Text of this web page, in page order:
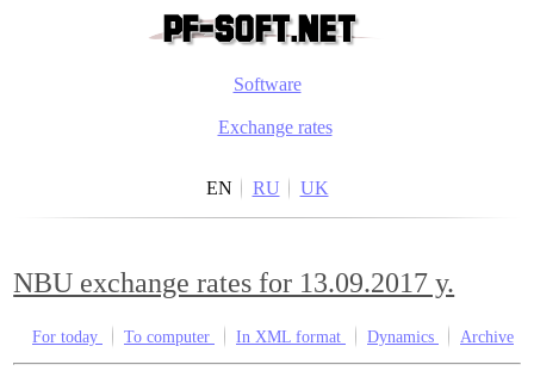
Software
Exchange rates
EN RU UK
NBU exchange rates for 13.09.2017 y.
For today To computer In XML format Dynamics Archive